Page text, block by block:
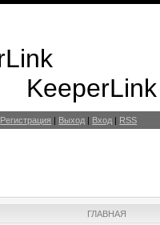
Регистрация | Выход | Вход | RSS
ГЛАВНАЯ